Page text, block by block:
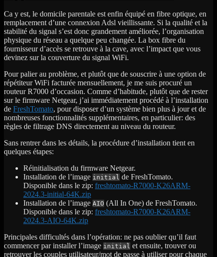
Ca y est, le domicile parentale est enfin équipé en fibre optique, en
remplacement d’une connexion Adsl vieillissante. Si la qualité et la
stabilité du signal s’est donc grandement améliorée, l’organisation
physique du réseau a quelque peu changée. La box fibre du
fournisseur d’accès se retrouve à la cave, avec l’impact que vous
devinez sur la couverture du signal WiFi.
Pour palier au problème, et plutôt que de souscrire à une option de
répétiteur WiFi facturée mensuellement, je me suis procuré un
routeur R7000 d’occasion. Comme d’habitude, plutôt que de rester
sur le firmware Netgear, j’ai immédiatement procédé à l’installation
de FreshTomato, pour disposer d’un système bien plus à jour et de
nombreuses fonctionnalités supplémentaires, en particulier: des
règles de filtrage DNS directement au niveau du routeur.
Sans rentrer dans les détails, la procédure d’installation tient en
quelques étapes:
Réinitialisation du firmware Netgear.
Installation de l’image initial de FreshTomato.
Disponible dans le zip: freshtomato-R7000-K26ARM-
2024.3-initial-64K.zip
Installation de l’image AIO (All In One) de FreshTomato.
Disponible dans le zip: freshtomato-R7000-K26ARM-
2024.3-AIO-64K.zip
Principales difficultés dans l’opération: ne pas oublier qu’il faut
commencer par installer l’image initial et ensuite, trouver ou
retrouver les couples utilisateur/mot de passe à utiliser pour chaque